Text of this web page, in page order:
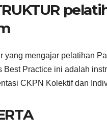
yang mengajar pelatihan
Best Practice ini adalah
CKPN Kolektif dan